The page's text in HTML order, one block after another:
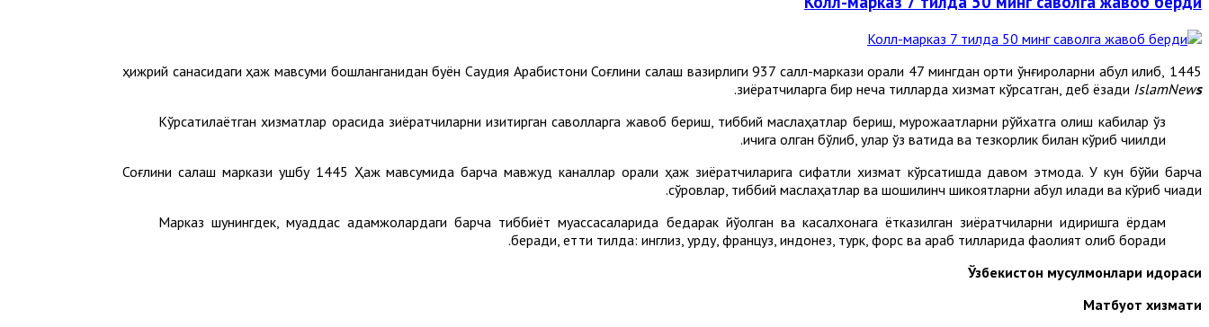
1445 ҳижрий санасидаги ҳаж мавсуми бошланганидан буён Саудия Арабистони Соғлиқни сақлаш вазирлиги 937 салл-маркази орқали 47 мингдан ортиқ қўнғироқларни қабул қилиб,
зиёратчиларга бир неча тилларда хизмат кўрсатган, деб ёзади IslamNews
.
Кўрсатилаётган хизматлар орасида зиёратчиларни қизиқтирган саволларга жавоб бериш, тиббий маслаҳатлар бериш, мурожаатларни рўйхатга олиш кабилар ўз
ичига олган бўлиб, улар ўз вақтида ва тезкорлик билан кўриб чиқилди.
Соғлиқни сақлаш маркази ушбу 1445 Ҳаж мавсумида барча мавжуд каналлар орқали ҳаж зиёратчиларига сифатли хизмат кўрсатишда давом этмоқда. У кун бўйи барча
сўровлар, тиббий маслаҳатлар ва шошилинч шикоятларни қабул қилади ва кўриб чиқади.
Марказ шунингдек, муқаддас қадамжолардаги барча тиббиёт муассасаларида бедарак йўқолган ва касалхонага ётказилган зиёратчиларни қидиришга ёрдам
беради, етти тилда: инглиз, урду, француз, индонез, турк, форс ва араб тилларида фаолият олиб боради.
Ўзбекистон мусулмонлари идораси
Матбуот хизмати